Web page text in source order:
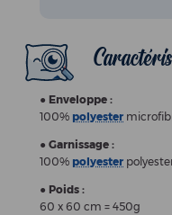
● Enveloppe :
100% polyester
● Garnissage :
100% polyester
● Poids :
60 x 60 cm = 450g